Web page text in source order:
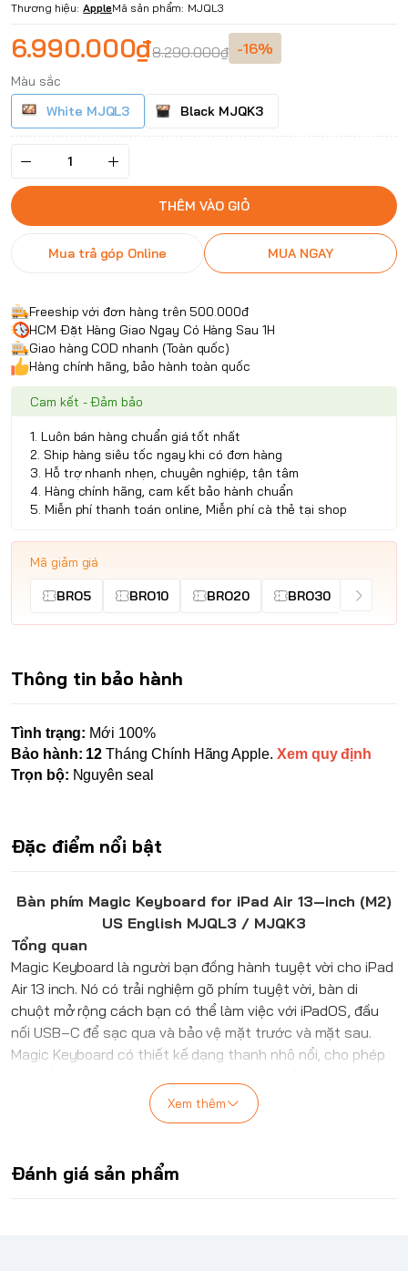
Thương hiệu: AppleMã sản phẩm: MJQL3
6.990.000₫8.290.000₫ -16%
Màu sắc
White MJQL3
Black MJQK3
THÊM VÀO GIỎ
Mua trả góp Online MUA NGAY
Freeship với đơn hàng trên 500.000đ
HCM Đặt Hàng Giao Ngay Có Hàng Sau 1H
Giao hàng COD nhanh (Toàn quốc)
Hàng chính hãng, bảo hành toàn quốc
Cam kết - Đảm bảo
1. Luôn bán hàng chuẩn giá tốt nhất
2. Ship hàng siêu tốc ngay khi có đơn hàng
3. Hỗ trợ nhanh nhẹn, chuyên nghiệp, tận tâm
4. Hàng chính hãng, cam kết bảo hành chuẩn
5. Miễn phí thanh toán online, Miễn phí cà thẻ tại shop
Mã giảm giá
BRO5 BRO10 BRO20 BRO30
Thông tin bảo hành
Tình trạng: Mới 100%
Bảo hành: 12 Tháng Chính Hãng Apple. Xem quy định
Trọn bộ: Nguyên seal
Đặc điểm nổi bật
Bàn phím Magic Keyboard for iPad Air 13‑inch (M2)
US English MJQL3 / MJQK3
Tổng quan
Magic Keyboard là người bạn đồng hành tuyệt vời cho iPad
Air 13 inch. Nó có trải nghiệm gõ phím tuyệt vời, bàn di
chuột mở rộng cách bạn có thể làm việc với iPadOS, đầu
nối USB‑C để sạc qua và bảo vệ mặt trước và mặt sau.
Magic Keyboard có thiết kế dạng thanh nhô nổi, cho phép
theo góc nhìn hoàn hảo cho bạn.
trình 1 mm để gõ phím êm ái, phản hồi nhanh.
Được thiết kế cho cử chỉ Multi‑Touch và con trỏ trong
Xem thêm
Đánh giá sản phẩm